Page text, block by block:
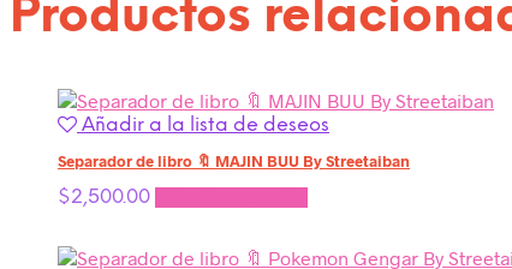
Productos
Añadir a la lista de deseos
Separador de libro 🔖 MAJIN BUU By Streetaiban
$2,500.00